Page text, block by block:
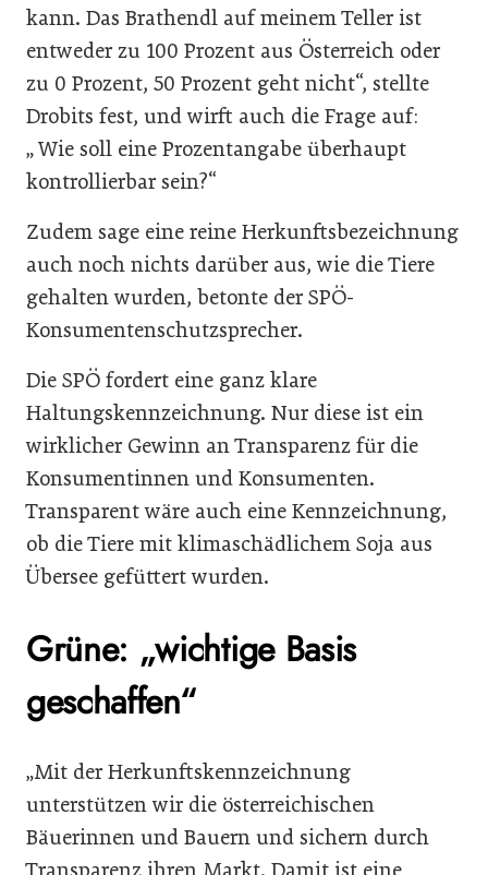
kann. Das Brathendl auf meinem Teller ist
entweder zu 100 Prozent aus Österreich oder
zu 0 Prozent, 50 Prozent geht nicht“, stellte
Drobits fest, und wirft auch die Frage auf:
„ Wie soll eine Prozentangabe überhaupt
kontrollierbar sein?“
Zudem sage eine reine Herkunftsbezeichnung
auch noch nichts darüber aus, wie die Tiere
gehalten wurden, betonte der SPÖ-
Konsumentenschutzsprecher.
Die SPÖ fordert eine ganz klare
Haltungskennzeichnung. Nur diese ist ein
wirklicher Gewinn an Transparenz für die
Konsumentinnen und Konsumenten.
Transparent wäre auch eine Kennzeichnung,
ob die Tiere mit klimaschädlichem Soja aus
Übersee gefüttert wurden.
Grüne: „wichtige Basis
geschaffen“
„Mit der Herkunftskennzeichnung
unterstützen wir die österreichischen
Bäuerinnen und Bauern und sichern durch